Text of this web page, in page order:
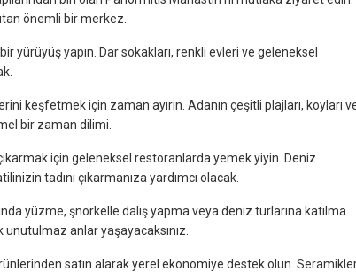
önemli bir merkez.
yürüyüş yapın. Dar sokakları, renkli evleri ve geleneksel
keşfetmek için zaman ayırın. Adanın çeşitli plajları, koyları
bir zaman dilimi.
için geleneksel restoranlarda yemek yiyin. Deniz
tadını çıkarmanıza yardımcı olacak.
yüzme, şnorkelle dalış yapma veya deniz turlarına katılma
unutulmaz anlar yaşayacaksınız.
satın alarak yerel ekonomiye destek olun.